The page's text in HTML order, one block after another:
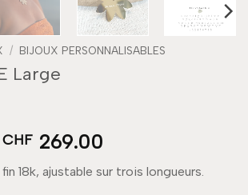
/ BIJOUX PERSONNALISABLES
Large
CHF 269.00
18k, ajustable sur trois longueurs.